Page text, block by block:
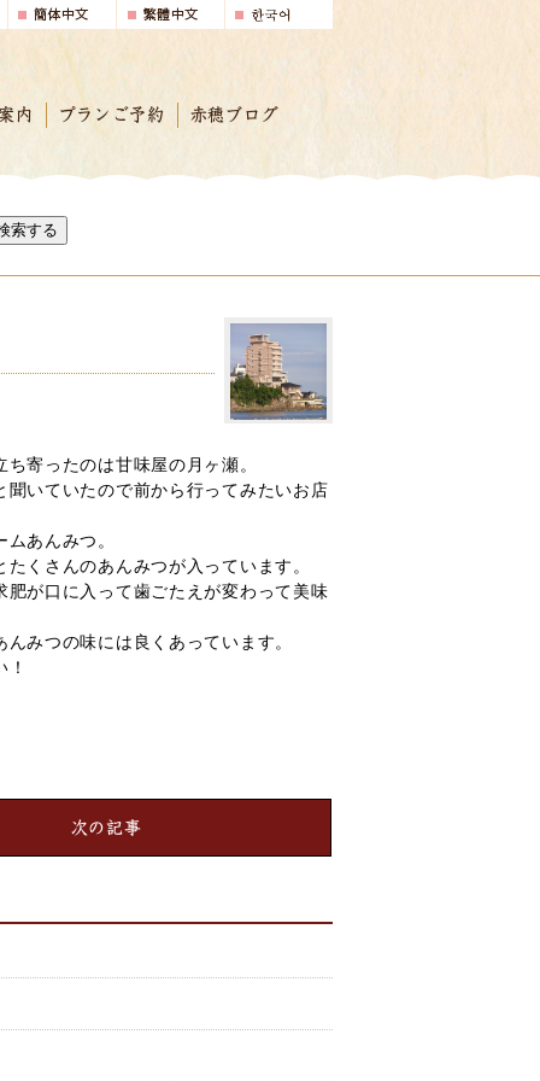
内 プランご予約 赤穂ブログ
索する
寄ったのは甘味屋の月ヶ瀬。
聞いていたので前から行ってみたいお店
あんみつ。
くさんのあんみつが入っています。
肥が口に入って歯ごたえが変わって美味
みつの味には良くあっています。
次の記事